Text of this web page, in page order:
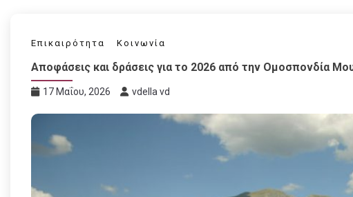
Επικαιρότητα Κοινωνία
Αποφάσεις και δράσεις για το 2026 από την Ομοσπονδία
17 Μαΐου, 2026 vdella vd